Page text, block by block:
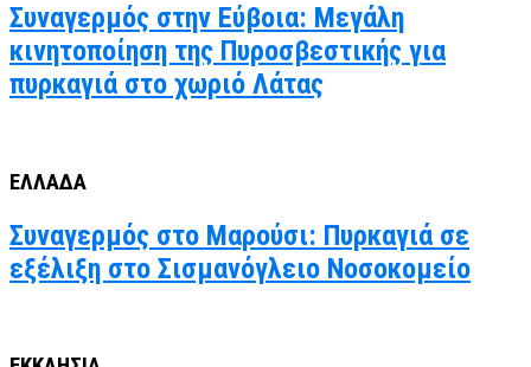
Συναγερμός στην Εύβοια: Μεγάλη
κινητοποίηση της Πυροσβεστικής για
πυρκαγιά στο χωριό Λάτας
ΕΛΛΑΔΑ
Συναγερμός στο Μαρούσι: Πυρκαγιά σε
εξέλιξη στο Σισμανόγλειο Νοσοκομείο